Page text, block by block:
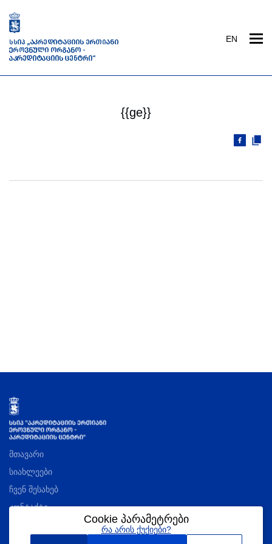
EN
{{ge}}
მთავარი
სიახლეები
ჩვენ შესახებ
კონტაქტი
Cookie პარამეტრები
რა არის ქუქიები?